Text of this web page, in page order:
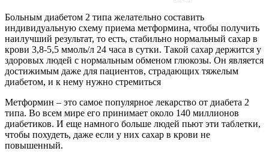
Больным диабетом 2 типа желательно составить
индивидуальную схему приема метформина, чтобы получить
наилучший результат, то есть, стабильно нормальный сахар в
крови 3,8-5,5 ммоль/л 24 часа в сутки. Такой сахар держится у
здоровых людей с нормальным обменом глюкозы. Он является
достижимым даже для пациентов, страдающих тяжелым
диабетом, и к нему нужно стремиться
Метформин – это самое популярное лекарство от диабета 2
типа. Во всем мире его принимает около 140 миллионов
диабетиков. И еще намного больше людей пьют эти таблетки,
чтобы похудеть, даже если у них сахар в крови не
повышенный.